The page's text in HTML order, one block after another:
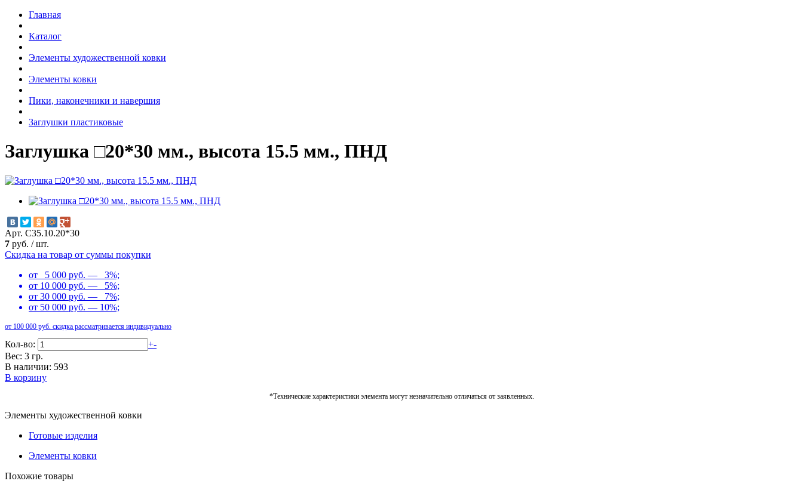
Главная
Каталог
Элементы художественной ковки
Элементы ковки
Пики, наконечники и навершия
Заглушки пластиковые
Заглушка □20*30 мм., высота 15.5 мм., ПНД
Арт. С35.10.20*30
7 руб. /шт.
Скидка на товар от суммы покупки
от 5 000 руб. — 3%;
от 10 000 руб. — 5%;
от 30 000 руб. — 7%;
от 50 000 руб. — 10%;
от 100 000 руб. скидка рассматривается индивидуально
Кол-во: +-
Вес: 3 гр.
В наличии: 593
В корзину
*Технические характеристики элемента могут незначительно отличаться от заявленных.
Элементы художественной ковки
Готовые изделия
Элементы ковки
Похожие товары